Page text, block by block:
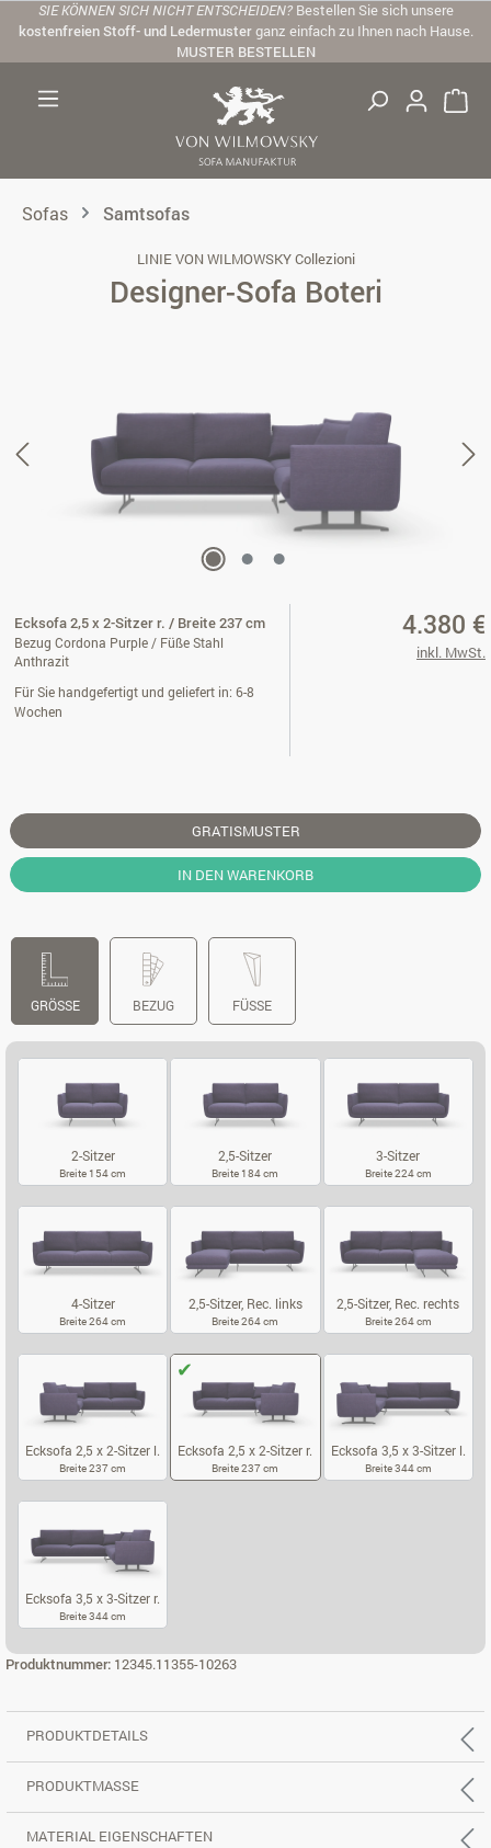
Zum Hauptinhalt springen
SIE KÖNNEN SICH NICHT ENTSCHEIDEN? Bestellen Sie sich unsere
kostenfreien Stoff- und Ledermusterganz einfach zu Ihnen nach Hause.
MUSTER BESTELLEN
Sofas Samtsofas
LINIE VON WILMOWSKY Collezioni
Designer-Sofa Boteri
Ecksofa 2,5 x 2-Sitzer r. / Breite 237 cm
Bezug Cordona Purple / Füße Stahl
Anthrazit
Für Sie handgefertigt und geliefert in: 6-8
Wochen
4.380 €
inkl. MwSt.
GRATISMUSTER
IN DEN WARENKORB
GRÖSSE BEZUG FÜSSE
2-Sitzer
Breite 154 cm
2,5-Sitzer
Breite 184 cm
3-Sitzer
Breite 224 cm
4-Sitzer
Breite 264 cm
2,5-Sitzer, Rec. links
Breite 264 cm
2,5-Sitzer, Rec. rechts
Breite 264 cm
Ecksofa 2,5 x 2-Sitzer l.
Breite 237 cm
Ecksofa 2,5 x 2-Sitzer r.
Breite 237 cm
Ecksofa 3,5 x 3-Sitzer l.
Breite 344 cm
Ecksofa 3,5 x 3-Sitzer r.
Breite 344 cm
Produktnummer: 12345.11355-10263
PRODUKTDETAILS
PRODUKTMASSE
MATERIAL EIGENSCHAFTEN